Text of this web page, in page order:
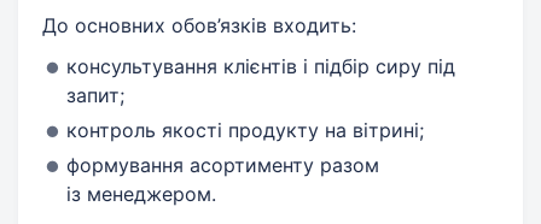
До основних обов’язків входить:
консультування клієнтів і підбір сиру під
запит;
контроль якості продукту на вітрині;
формування асортименту разом
із менеджером.